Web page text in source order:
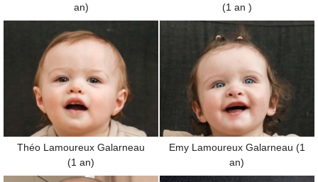
an)
(1 an )
Théo Lamoureux Galarneau
(1 an)
Emy Lamoureux Galarneau (1
an)